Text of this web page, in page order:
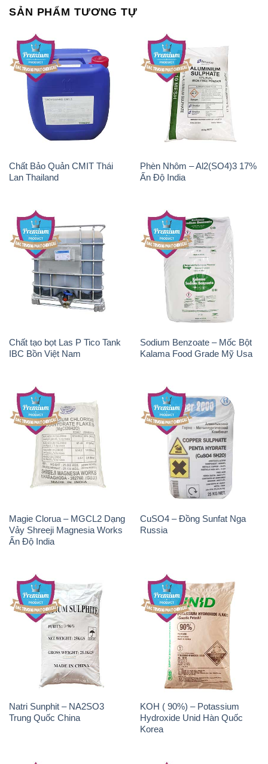
Chất Bảo Quản CMIT Thái
Lan Thailand
Phèn Nhôm – Al2(SO4)3 17%
Ấn Độ India
Chất tạo bọt Las P Tico Tank
IBC Bồn Việt Nam
Sodium Benzoate – Mốc Bột
Kalama Food Grade Mỹ Usa
Magie Clorua – MGCL2 Dạng
Vảy Shreeji Magnesia Works
Ấn Độ India
CuSO4 – Đồng Sunfat Nga
Natri Sunphit – NA2SO3
Trung Quốc China
KOH ( 90%) – Potassium
Hydroxide Unid Hàn Quốc